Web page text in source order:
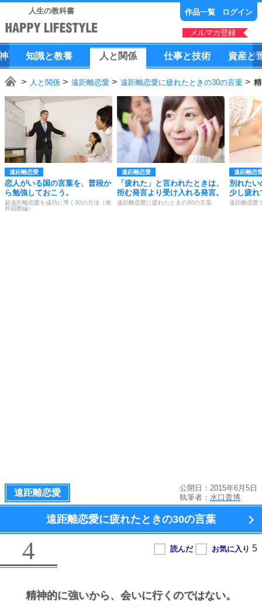
人生の教科書 作品一覧 ログイン
メルマガ登録
知識と教養 人 と 関係 仕事と技術 資産と
人と関係 遠距離恋愛 遠距離恋愛に疲れたときの30の言葉
遠距離恋愛
恋人がいる国の言葉を、普段か
ら勉強しておこう。
超遠距離恋愛を成功に導く30の方法（海
外国際編）
遠距離恋愛
「疲れた」と言われたときは、
拒む発言より受け入れる発言。
遠距離恋愛に疲れたときの30の言葉
遠距離恋
別れたい
少し疲れ
遠距離恋愛
遠距離恋愛
公開日：2015年6月5日
執筆者： 水口貴博
遠距離恋愛に疲れたときの30の言葉
4
精神的に強いから、 会いに行くのではない。